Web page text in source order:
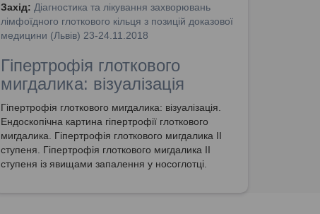
Захід: Діагностика та лікування захворювань
лімфоїдного глоткового кільця з позицій доказової
медицини (Львів) 23-24.11.2018
Гіпертрофія глоткового
мигдалика: візуалізація
Гіпертрофія глоткового мигдалика: візуалізація.
Ендоскопічна картина гіпертрофії глоткового
мигдалика. Гіпертрофія глоткового мигдалика ІІ
ступеня. Гіпертрофія глоткового мигдалика ІІ
ступеня із явищами запалення у носоглотці.